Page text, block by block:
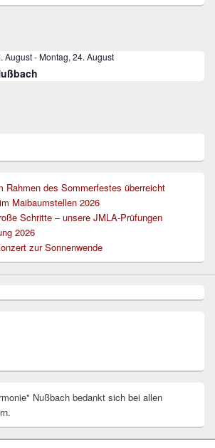
August-Montag, 24. August
Rahmen des Sommerfestes überreicht
Maibaumstellen 2026
Schritte – unsere JMLA-Prüfungen
2026
zur Sonnenwende
Nußbach bedankt sich bei allen